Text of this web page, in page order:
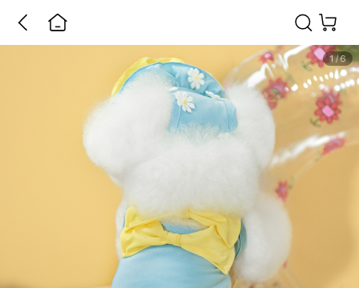
1/6